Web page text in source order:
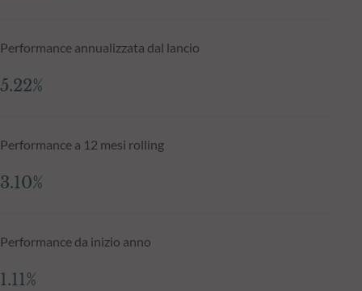
Performance annualizzata dal lancio
5.22%
Performance a 12 mesi rolling
3.10%
Performance da inizio anno
1.11%